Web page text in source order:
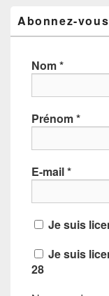
Abonnez-
Nom*
Prénom*
E-mail*
Je suis
Je suis
28